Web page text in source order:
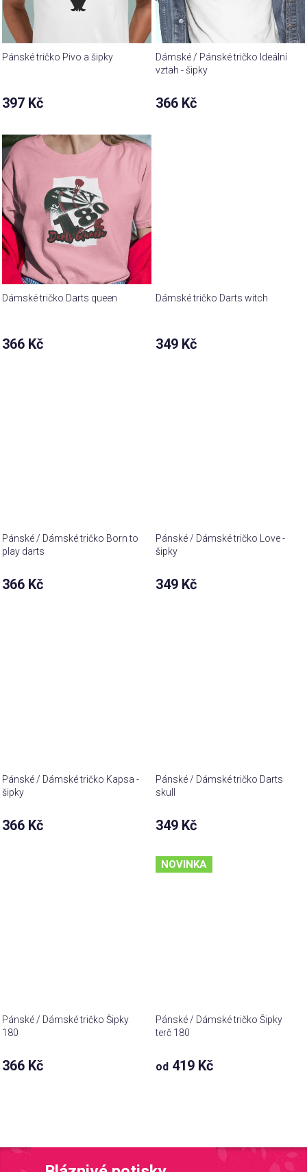
Pánské tričko Pivo a šipky
397 Kč
Dámské / Pánské tričko Ideální
vztah - šipky
366 Kč
Dámské tričko Darts queen
366 Kč
Dámské tričko Darts witch
349 Kč
Pánské / Dámské tričko Born to
play darts
366 Kč
Pánské / Dámské tričko Love -
šipky
349 Kč
Pánské / Dámské tričko Kapsa -
šipky
366 Kč
Pánské / Dámské tričko Darts
skull
349 Kč
Pánské / Dámské tričko Šipky
180
366 Kč
NOVINKA
Pánské / Dámské tričko Šipky
terč 180
od 419 Kč